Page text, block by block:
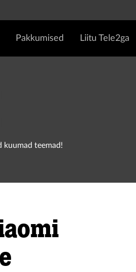
Pakkumised Liitu Tele2ga
kuumad teemad!